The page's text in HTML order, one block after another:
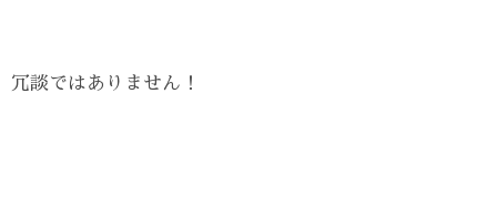
冗談ではありません！